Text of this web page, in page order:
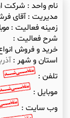
نام واحد : شرکت
مدیریت :آقای
زمینه فعالیت :
شرح فعالیت :
خرید و فروش
استان و شهر :
تلفن :
موبایل :
وب سایت :